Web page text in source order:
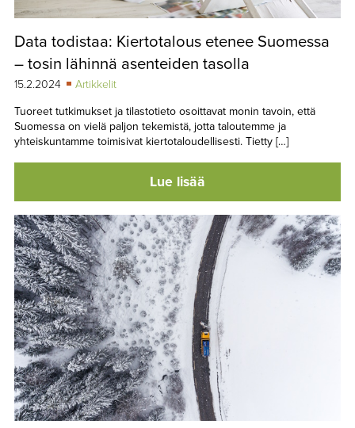
Data todistaa: Kiertotalous etenee Suomessa
– tosin lähinnä asenteiden tasolla
15.2.2024
Artikkelit
Tuoreet tutkimukset ja tilastotieto osoittavat monin tavoin, että
Suomessa on vielä paljon tekemistä, jotta taloutemme ja
yhteiskuntamme toimisivat kiertotaloudellisesti. Tietty […]
Lue lisää